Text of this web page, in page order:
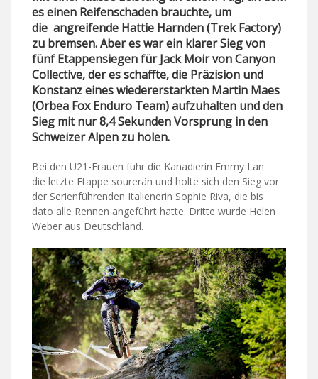
es einen Reifenschaden brauchte, um
die angreifende Hattie Harnden (Trek Factory)
zu bremsen. Aber es war ein klarer Sieg von
fünf Etappensiegen für Jack Moir von Canyon
Collective, der es schaffte, die Präzision und
Konstanz eines wiedererstarkten Martin Maes
(Orbea Fox Enduro Team) aufzuhalten und den
Sieg mit nur 8,4 Sekunden Vorsprung in den
Schweizer Alpen zu holen.
Bei den U21-Frauen fuhr die Kanadierin Emmy Lan
die letzte Etappe sourerän und holte sich den Sieg vor
der Serienführenden Italienerin Sophie Riva, die bis
dato alle Rennen angeführt hatte. Dritte wurde Helen
Weber aus Deutschland.